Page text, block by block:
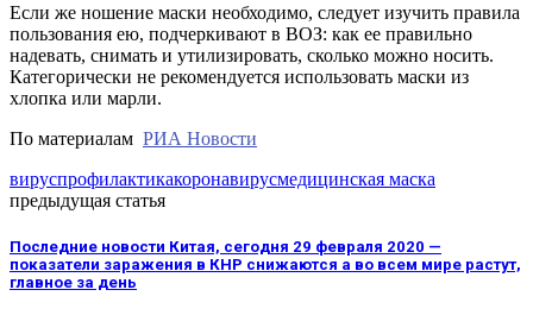
Если же ношение маски необходимо, следует изучить правила
пользования ею, подчеркивают в ВОЗ: как ее правильно
надевать, снимать и утилизировать, сколько можно носить.
Категорически не рекомендуется использовать маски из
хлопка или марли.
По материалам РИА Новости
вируспрофилактикакоронавирусмедицинская маска
предыдущая статья
Последние новости Китая, сегодня 29 февраля 2020 —
показатели заражения в КНР снижаются а во всем мире растут,
главное за день